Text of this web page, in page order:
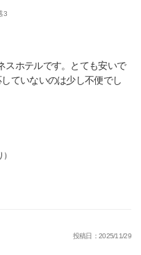
3
スホテルです。とても安いで
ていないのは少し不便でし
投稿日：2025/11/29